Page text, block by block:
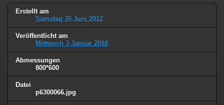
Erstellt am
Samstag 30 Juni 2012
Veröffentlicht am
Mittwoch 3 Januar 2018
Abmessungen
800*600
Datei
p6300066.jpg